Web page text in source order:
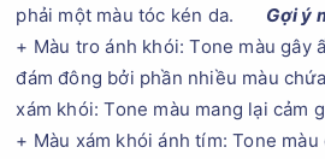
phải một màu tóc kén da.
Gợi ý
+ Màu tro ánh khói: Tone màu gây
đám đông bởi phần nhiều màu
xám khói: Tone màu mang lại cảm
+ Màu xám khói ánh tím: Tone